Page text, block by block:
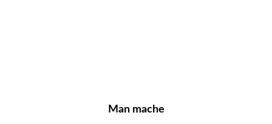
Man mache